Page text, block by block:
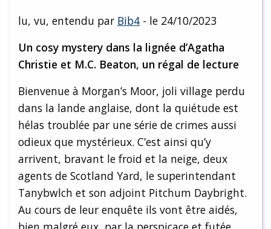
lu, vu, entendu par Bib4 - le 24/10/2023
Un cosy mystery dans la lignée d’Agatha
Christie et M.C. Beaton, un régal de lecture
Bienvenue à Morgan’s Moor, joli village perdu
dans la lande anglaise, dont la quiétude est
hélas troublée par une série de crimes aussi
odieux que mystérieux. C’est ainsi qu’y
arrivent, bravant le froid et la neige, deux
agents de Scotland Yard, le superintendant
Tanybwlch et son adjoint Pitchum Daybright.
Au cours de leur enquête ils vont être aidés,